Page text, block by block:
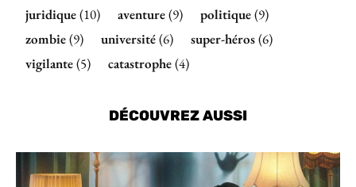
juridique(10) aventure(9) politique(9)
zombie(9) université(6) super-héros(6)
vigilante(5) catastrophe(4)
DÉCOUVREZ AUSSI